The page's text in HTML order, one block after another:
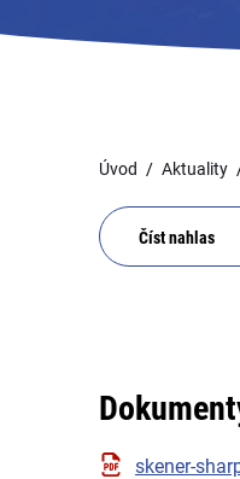
Úvod Aktuality
Číst nahlas
skener-